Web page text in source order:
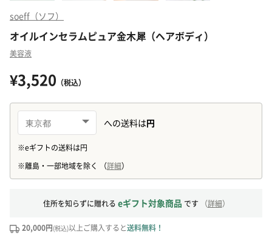
soeff（ソフ）
オイルインセラムピュア金木犀（ヘアボディ）
美容液
¥3,520 （税込）
住所を知らずに贈れる eギフト対象商品 です （詳細）
20,000円(税込)以上ご購入すると送料無料！